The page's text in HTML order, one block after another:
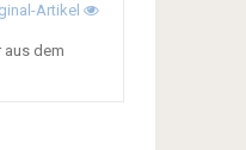
Artikel
dem